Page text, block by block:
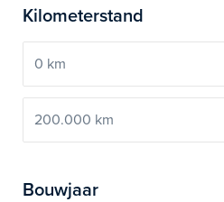
Kilometerstand
Bouwjaar